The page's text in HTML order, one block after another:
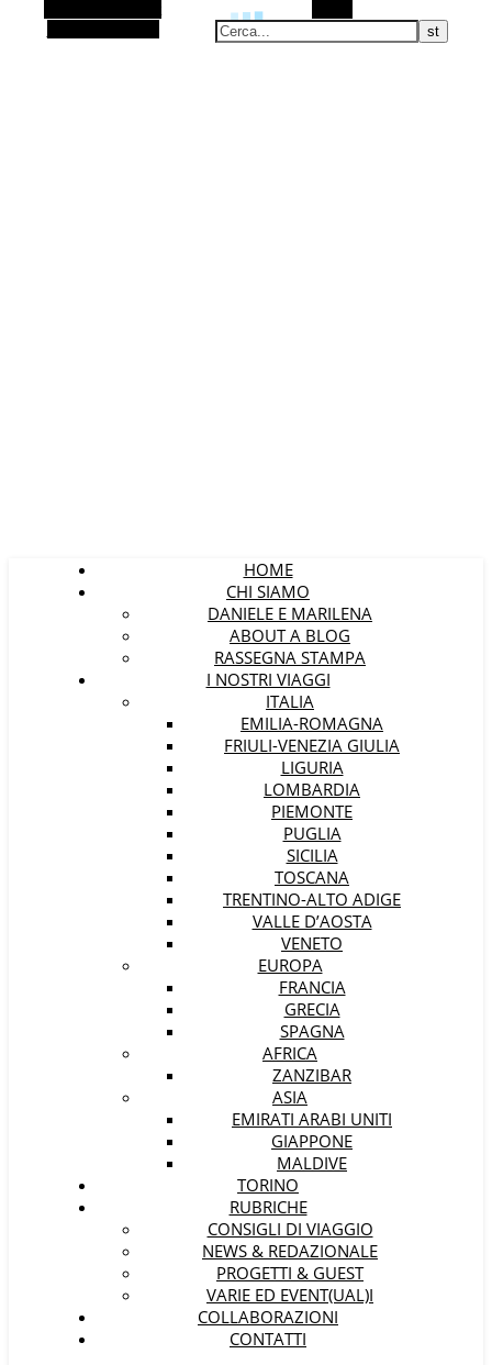
HOME
CHI SIAMO
DANIELE E MARILENA
ABOUT A BLOG
RASSEGNA STAMPA
I NOSTRI VIAGGI
ITALIA
EMILIA-ROMAGNA
FRIULI-VENEZIA GIULIA
LIGURIA
LOMBARDIA
PIEMONTE
PUGLIA
SICILIA
TOSCANA
TRENTINO-ALTO ADIGE
VALLE D’AOSTA
VENETO
EUROPA
FRANCIA
GRECIA
SPAGNA
AFRICA
ZANZIBAR
ASIA
EMIRATI ARABI UNITI
GIAPPONE
MALDIVE
TORINO
RUBRICHE
CONSIGLI DI VIAGGIO
NEWS & REDAZIONALE
PROGETTI & GUEST
VARIE ED EVENT(UAL)I
COLLABORAZIONI
CONTATTI